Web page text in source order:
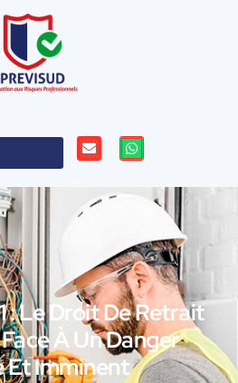
: Le Droit De Retrait
À Un Danger
Et Imminent